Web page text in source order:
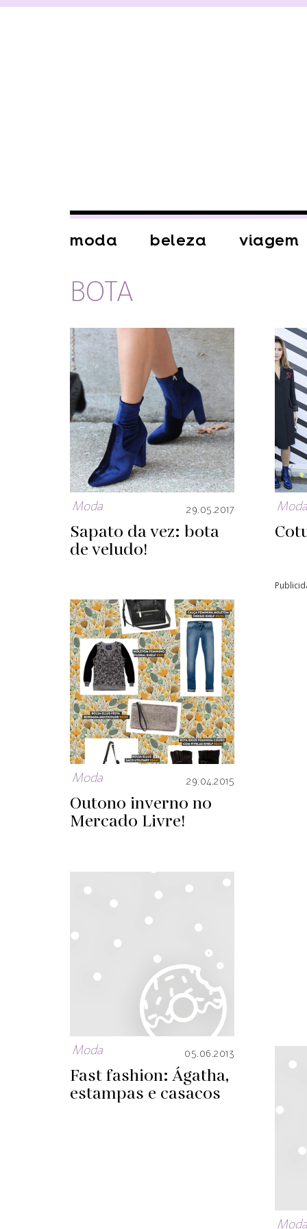
moda beleza viagem
BOTA
Moda 29.05.2017
Sapato da vez: bota
de veludo!
Moda
Moda 29.04.2015
Outono inverno no
Mercado Livre!
Moda 05.06.2013
Fast fashion: Ágatha,
estampas e casacos
Moda